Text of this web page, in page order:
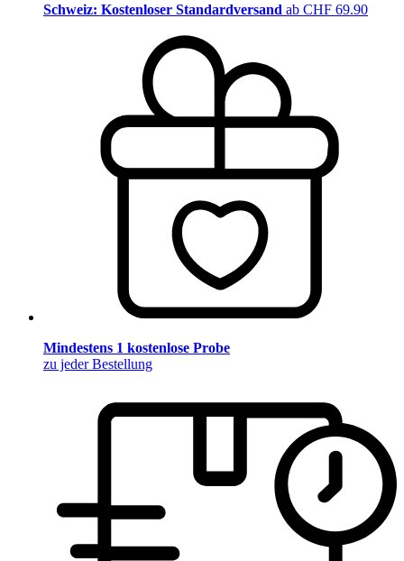
Schweiz: Kostenloser Standardversand ab CHF 69.90
Mindestens 1 kostenlose Probe
zu jeder Bestellung